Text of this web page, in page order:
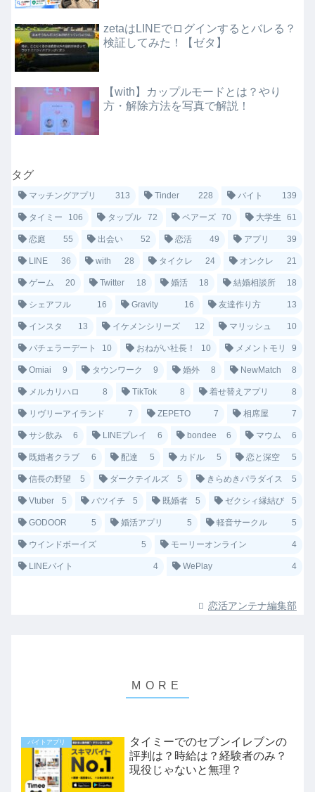
zetaはLINEでログインするとバレる？
検証してみた！【ゼタ】
【with】カップルモードとは？やり
方・解除方法を写真で解説！
タグ
マッチングアプリ 313 Tinder 228 バイト 139
タイミー 106 タップル 72 ペアーズ 70 大学生 61
恋庭 55 出会い 52 恋活 49 アプリ 39
LINE 36 with 28 タイクレ 24 オンクレ 21
ゲーム 20 Twitter 18 婚活 18 結婚相談所 18
シェアフル 16 Gravity 16 友達作り方 13
インスタ 13 イケメンシリーズ 12 マリッシュ 10
バチェラーデート 10 おねがい社長！ 10 メメントモリ 9
Omiai 9 タウンワーク 9 婚外 8 NewMatch 8
メルカリハロ 8 TikTok 8 着せ替えアプリ 8
リヴリーアイランド 7 ZEPETO 7 相席屋 7
サシ飲み 6 LINEプレイ 6 bondee 6 マウム 6
既婚者クラブ 6 配達 5 カドル 5 恋と深空 5
信長の野望 5 ダークテイルズ 5 きらめきパラダイス 5
Vtuber 5 バツイチ 5 既婚者 5 ゼクシィ縁結び 5
GODOOR 5 婚活アプリ 5 軽音サークル 5
ウインドボーイズ 5 モーリーオンライン 4
LINEバイト 4 WePlay 4
恋活アンテナ編集部
バイトアプリ
タイミーでのセブンイレブンの
評判は？時給は？経験者のみ？
現役じゃないと無理？